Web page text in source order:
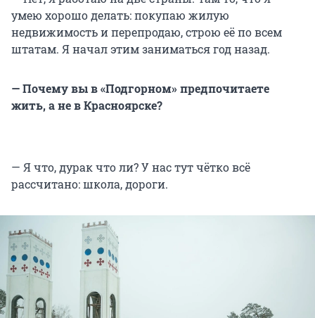
умею хорошо делать: покупаю жилую
недвижимость и перепродаю, строю её по всем
штатам. Я начал этим заниматься год назад.
— Почему вы в «Подгорном» предпочитаете
жить, а не в Красноярске?
— Я что, дурак что ли? У нас тут чётко всё
рассчитано: школа, дороги.